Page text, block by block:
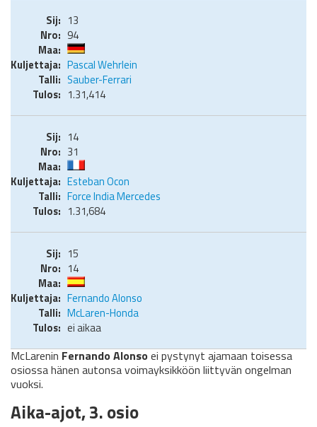
13
94
Pascal Wehrlein
Sauber-Ferrari
1.31,414
14
31
Esteban Ocon
Force India Mercedes
1.31,684
15
14
Fernando Alonso
McLaren-Honda
ei aikaa
McLarenin Fernando Alonso ei pystynyt ajamaan toisessa
osiossa hänen autonsa voimayksikköön liittyvän ongelman
vuoksi.
Aika-ajot, 3. osio